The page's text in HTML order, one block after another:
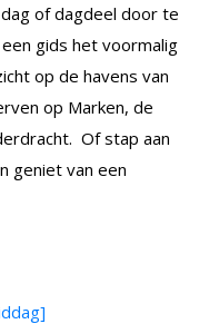
of dagdeel door te
gids het voormalig
op de havens van
op Marken, de
Of stap aan
geniet van een